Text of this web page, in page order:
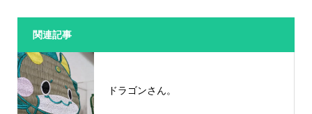
関連記事
ドラゴンさん。